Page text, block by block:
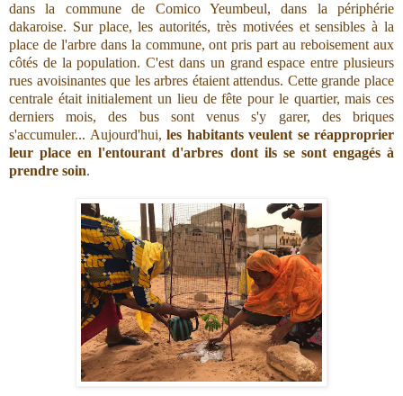
dans la commune de Comico Yeumbeul, dans la périphérie
dakaroise. Sur place, les autorités, très motivées et sensibles à la
place de l'arbre dans la commune, ont pris part au reboisement aux
côtés de la population. C'est dans un grand espace entre plusieurs
rues avoisinantes que les arbres étaient attendus. Cette grande place
centrale était initialement un lieu de fête pour le quartier, mais ces
derniers mois, des bus sont venus s'y garer, des briques
s'accumuler... Aujourd'hui, les habitants veulent se réapproprier
leur place en l'entourant d'arbres dont ils se sont engagés à
prendre soin.